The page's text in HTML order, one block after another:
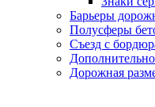
Барьеры
Полусферы
Съезд с
Дорожная